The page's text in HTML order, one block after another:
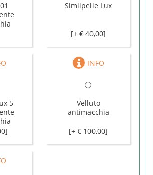
Similpelle Lux
[+ € 40,00]
5
Velluto
antimacchia
[+ € 100,00]